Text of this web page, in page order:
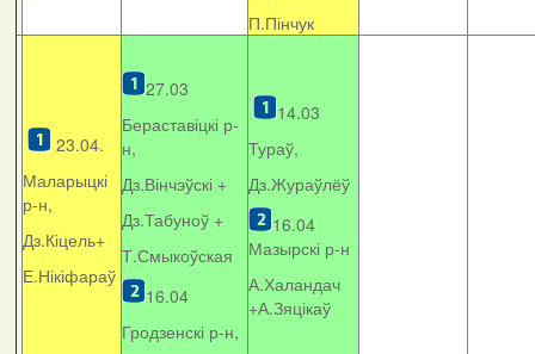
П.Пінчук
23.04.
Маларыцкі
р-н,
Дз.Кіцель+
Е.Нікіфараў
27.03
Бераставіцкі р-
н,
Дз.Вінчэўскі +
Дз.Табуноў +
Т.Смыкоўская
16.04
Гродзенскі р-н,
14.03
Тураў,
Дз.Жураўлёў
16.04
Мазырскі р-н
А.Халандач
+А.Зяцікаў